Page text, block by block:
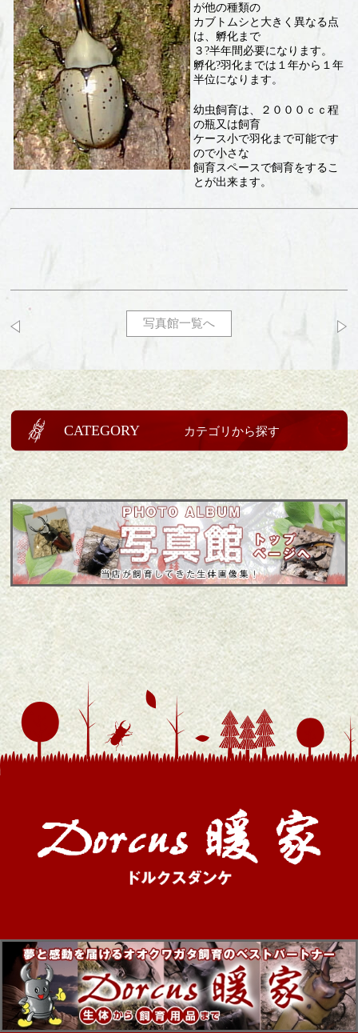
が他の種類の
カブトムシと大きく異なる点
は、孵化まで
３?半年間必要になります。
孵化?羽化までは１年から１年
半位になります。
幼虫飼育は、２０００ｃｃ程
の瓶又は飼育
ケース小で羽化まで可能です
ので小さな
飼育スペースで飼育をするこ
とが出来ます。
写真館一覧へ
CATEGORY カテゴリから探す